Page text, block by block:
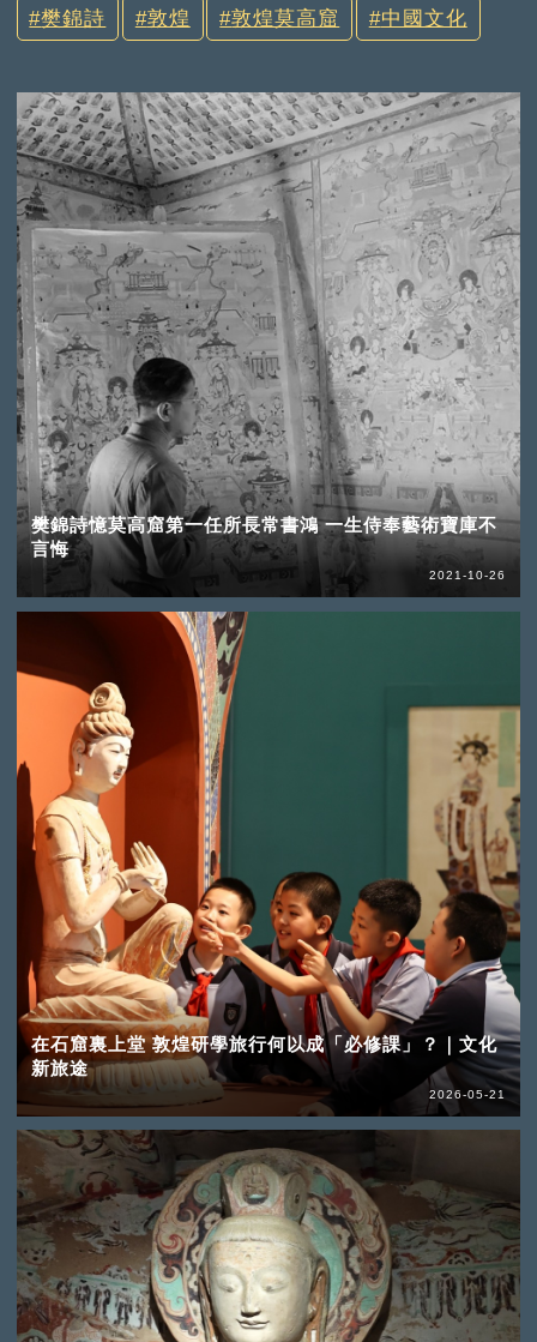
樊錦詩 敦煌 敦煌莫高窟 中國文化
樊錦詩憶莫高窟第一任所長常書鴻 一生侍奉藝術寶庫不
言悔
2021-10-26
在石窟裏上堂 敦煌研學旅行何以成「必修課」？｜文化
新旅途
2026-05-21